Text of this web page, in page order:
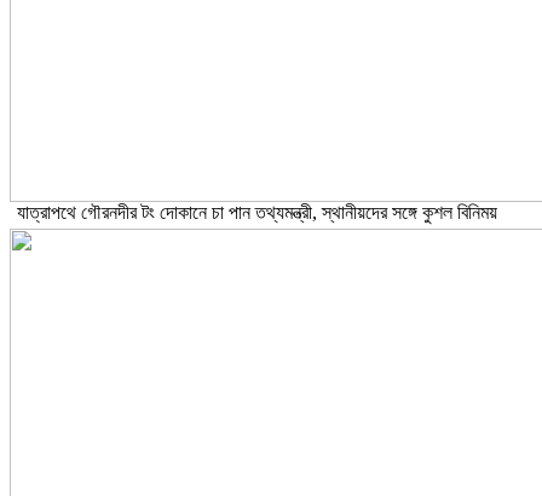
যাত্রাপথে গৌরনদীর টং দোকানে চা পান তথ্যমন্ত্রী, স্থানীয়দের সঙ্গে কুশল বিনিময়